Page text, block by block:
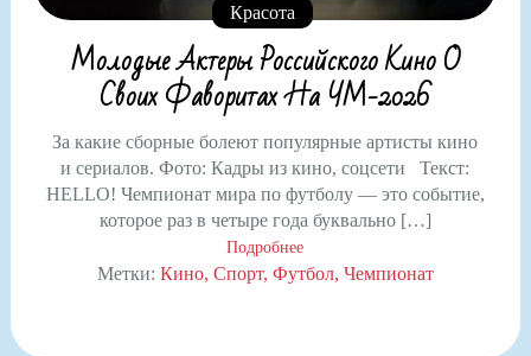
Красота
Молодые Актеры Российского Кино О
Своих Фаворитах На ЧМ-2026
За какие сборные болеют популярные артисты кино
и сериалов. Фото: Кадры из кино, соцсети Текст:
HELLO! Чемпионат мира по футболу — это событие,
которое раз в четыре года буквально […]
Подробнее
Метки: Кино Спорт Футбол Чемпионат